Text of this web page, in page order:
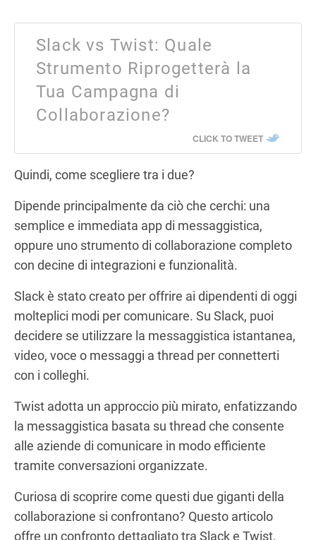
Slack vs Twist: Quale
Strumento Riprogetterà la
Tua Campagna di
Collaborazione?
CLICK TO TWEET
Quindi, come scegliere tra i due?
Dipende principalmente da ciò che cerchi: una
semplice e immediata app di messaggistica,
oppure uno strumento di collaborazione completo
con decine di integrazioni e funzionalità.
Slack è stato creato per offrire ai dipendenti di oggi
molteplici modi per comunicare. Su Slack, puoi
decidere se utilizzare la messaggistica istantanea,
video, voce o messaggi a thread per connetterti
con i colleghi.
Twist adotta un approccio più mirato, enfatizzando
la messaggistica basata su thread che consente
alle aziende di comunicare in modo efficiente
tramite conversazioni organizzate.
Curiosa di scoprire come questi due giganti della
collaborazione si confrontano? Questo articolo
offre un confronto dettagliato tra Slack e Twist,